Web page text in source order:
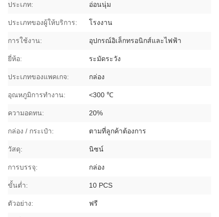
ประเภท: อ่อนนุ่ม
ประเภทของผู้ให้บริการ: โรงงาน
การใช้งาน: อุปกรณ์อิเล็กทรอนิกส์และไฟฟ้า
ยี่ห้อ: ระมัดระวัง
ประเภทของแพคเกจ: กล่อง
อุณหภูมิการทํางาน: <300 ℃
ความอดทน: 20%
กล่อง / กระเป๋า: ตามที่ลูกค้าต้องการ
วัสดุ: นิซน์
การบรรจุ: กล่อง
ขั้นต่ำ: 10 PCS
ตัวอย่าง: ฟรี